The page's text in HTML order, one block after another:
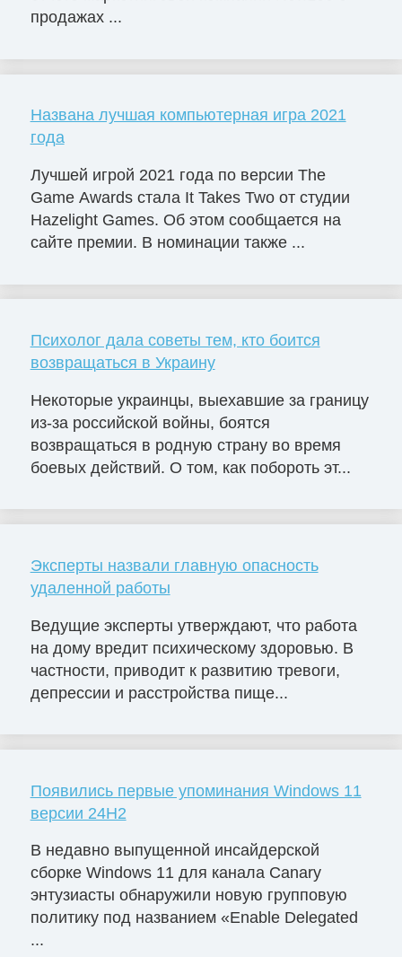
продажах ...
Названа лучшая компьютерная игра 2021
года
Лучшей игрой 2021 года по версии The
Game Awards стала It Takes Two от студии
Hazelight Games. Об этом сообщается на
сайте премии. В номинации также ...
Психолог дала советы тем, кто боится
возвращаться в Украину
Некоторые украинцы, выехавшие за границу
из-за российской войны, боятся
возвращаться в родную страну во время
боевых действий. О том, как побороть эт...
Эксперты назвали главную опасность
удаленной работы
Ведущие эксперты утверждают, что работа
на дому вредит психическому здоровью. В
частности, приводит к развитию тревоги,
депрессии и расстройства пище...
Появились первые упоминания Windows 11
версии 24H2
В недавно выпущенной инсайдерской
сборке Windows 11 для канала Canary
энтузиасты обнаружили новую групповую
политику под названием «Enable Delegated
...